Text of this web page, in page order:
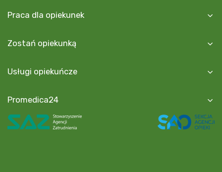
Praca dla opiekunek
Zostań opiekunką
Usługi opiekuńcze
Promedica24